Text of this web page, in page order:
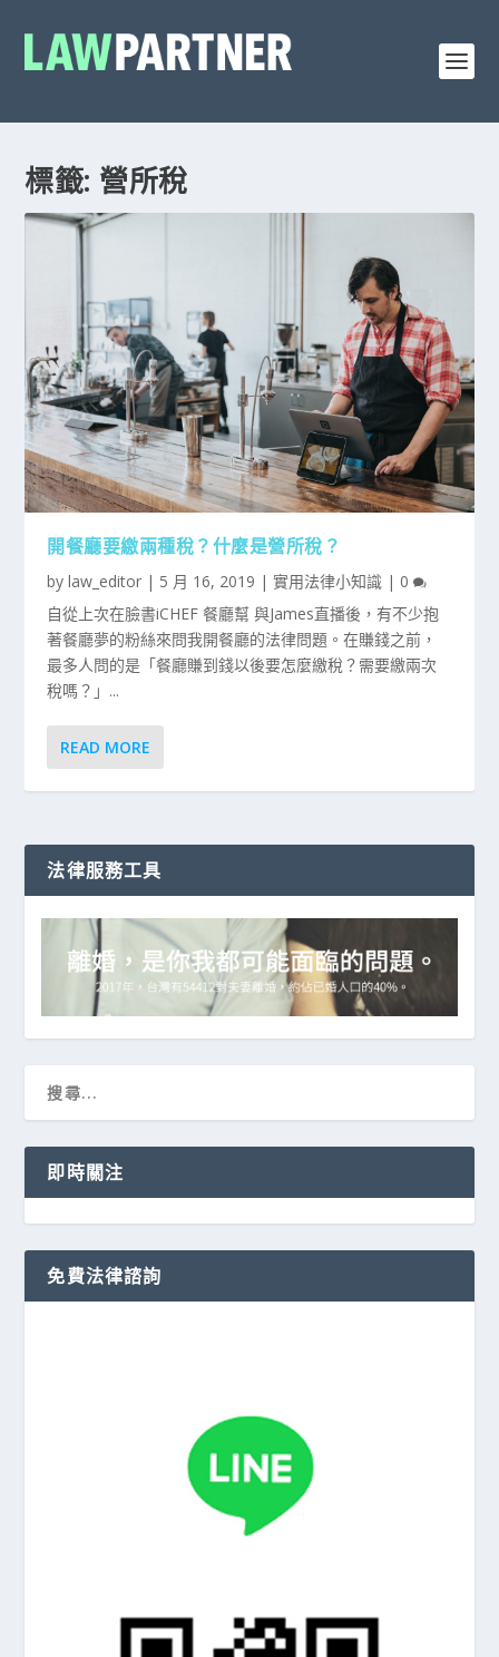
標籤: 營所稅
開餐廳要繳兩種稅？什麼是營所稅？
bylaw_editor | 5 月 16, 2019 |實用法律小知識 | 0
自從上次在臉書iCHEF 餐廳幫 與James直播後，有不少抱
著餐廳夢的粉絲來問我開餐廳的法律問題。在賺錢之前，
最多人問的是「餐廳賺到錢以後要怎麼繳稅？需要繳兩次
稅嗎？」...
READ MORE
法律服務工具
即時關注
免費法律諮詢